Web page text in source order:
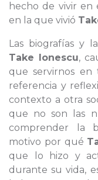
hecho de vivir en
en la que vivió
Las biografías y
Take Ionescu,
que servirnos
referencia y
contexto a otra
que no son las
comprender la
motivo por qué
que lo hizo y
durante su vida,